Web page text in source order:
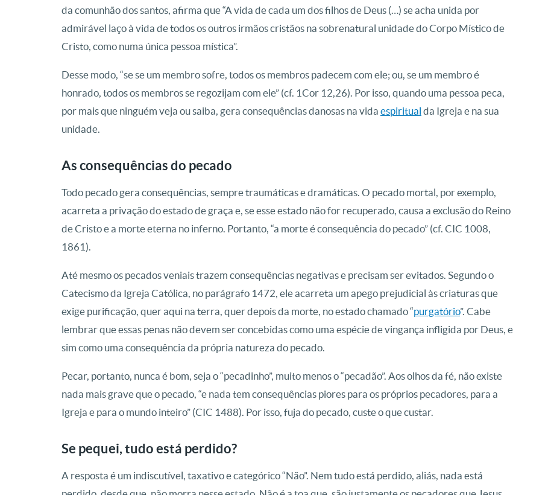
da comunhão dos santos, afirma que “A vida de cada um dos filhos de Deus (…) se acha unida por
admirável laço à vida de todos os outros irmãos cristãos na sobrenatural unidade do Corpo Místico de
Cristo, como numa única pessoa mística”.
Desse modo, “se se um membro sofre, todos os membros padecem com ele; ou, se um membro é
honrado, todos os membros se regozijam com ele” (cf. 1Cor 12,26). Por isso, quando uma pessoa peca,
por mais que ninguém veja ou saiba, gera consequências danosas na vida espiritual da Igreja e na sua
unidade.
As consequências do pecado
Todo pecado gera consequências, sempre traumáticas e dramáticas. O pecado mortal, por exemplo,
acarreta a privação do estado de graça e, se esse estado não for recuperado, causa a exclusão do Reino
de Cristo e a morte eterna no inferno. Portanto, “a morte é consequência do pecado” (cf. CIC 1008,
1861).
Até mesmo os pecados veniais trazem consequências negativas e precisam ser evitados. Segundo o
Catecismo da Igreja Católica, no parágrafo 1472, ele acarreta um apego prejudicial às criaturas que
exige purificação, quer aqui na terra, quer depois da morte, no estado chamado “purgatório”. Cabe
lembrar que essas penas não devem ser concebidas como uma espécie de vingança infligida por Deus, e
sim como uma consequência da própria natureza do pecado.
Pecar, portanto, nunca é bom, seja o “pecadinho”, muito menos o “pecadão”. Aos olhos da fé, não existe
nada mais grave que o pecado, “e nada tem consequências piores para os próprios pecadores, para a
Igreja e para o mundo inteiro” (CIC 1488). Por isso, fuja do pecado, custe o que custar.
Se pequei, tudo está perdido?
A resposta é um indiscutível, taxativo e categórico “Não”. Nem tudo está perdido, aliás, nada está